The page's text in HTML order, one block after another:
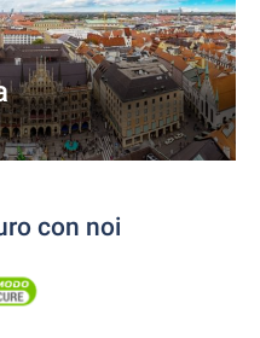
con noi